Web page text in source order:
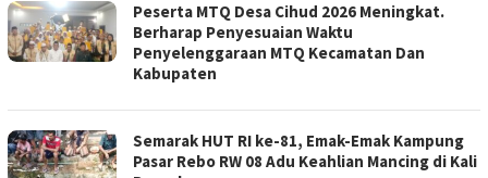
Peserta MTQ Desa Cihud 2026 Meningkat.
Berharap Penyesuaian Waktu
Penyelenggaraan MTQ Kecamatan Dan
Kabupaten ‎
Semarak HUT RI ke-81, Emak-Emak Kampung
Pasar Rebo RW 08 Adu Keahlian Mancing di Kali